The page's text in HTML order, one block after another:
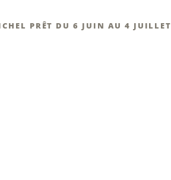
PRÊT DU 6 JUIN AU 4 JUILLET